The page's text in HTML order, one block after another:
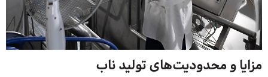
مزایا و محدودیت‌های تولید ناب